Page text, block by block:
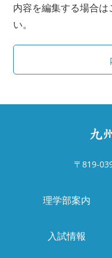
内容を編集する場合
い。
〒819-
理学部案内
入試情報